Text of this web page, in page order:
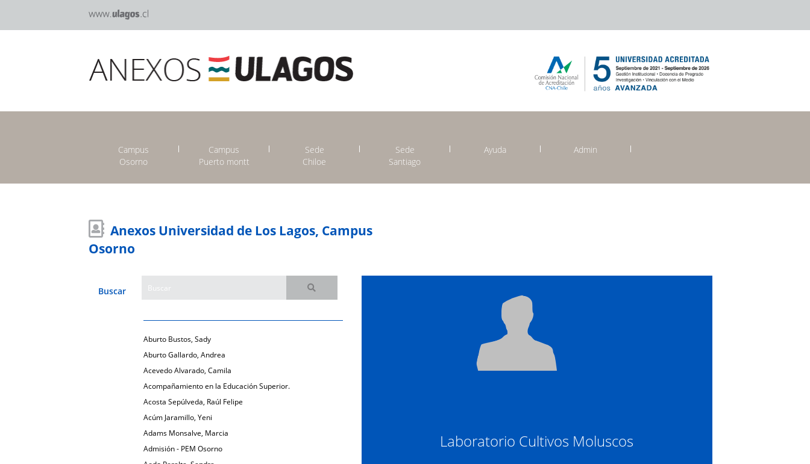
Campus
Osorno
Campus
Puerto montt
Sede
Chiloe
Sede
Santiago
Ayuda Admin
Anexos Universidad de Los Lagos, Campus
Osorno
Buscar
Aburto Bustos, Sady
Aburto Gallardo, Andrea
Acevedo Alvarado, Camila
Acompañamiento en la Educación Superior.
Acosta Sepúlveda, Raúl Felipe
Acúm Jaramillo, Yeni
Adams Monsalve, Marcia
Admisión - PEM Osorno
Laboratorio Cultivos Moluscos